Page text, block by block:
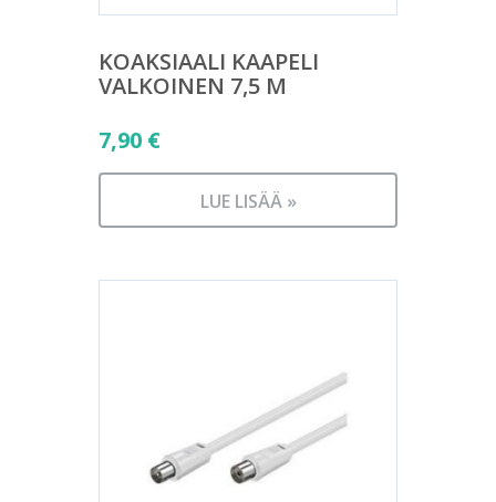
KOAKSIAALI KAAPELI
VALKOINEN 7,5 M
7,90 €
LUE LISÄÄ »